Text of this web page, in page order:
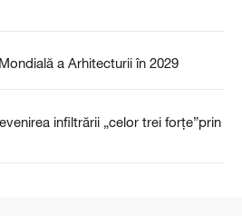
a Arhitecturii în 2029
infiltrării „celor trei forțe”prin